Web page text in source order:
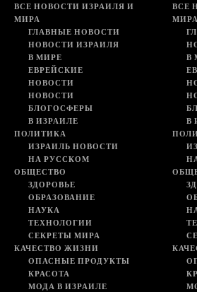
ВСЕ НОВОСТИ ИЗРАИЛЯ И
МИРА
ГЛАВНЫЕ НОВОСТИ
НОВОСТИ ИЗРАИЛЯ
В МИРЕ
ЕВРЕЙСКИЕ
НОВОСТИ
НОВОСТИ
БЛОГОСФЕРЫ
В ИЗРАИЛЕ
ПОЛИТИКА
ИЗРАИЛЬ НОВОСТИ
НА РУССКОМ
ОБЩЕСТВО
ЗДОРОВЬЕ
ОБРАЗОВАНИЕ
НАУКА
ТЕХНОЛОГИИ
СЕКРЕТЫ МИРА
КАЧЕСТВО ЖИЗНИ
ОПАСНЫЕ ПРОДУКТЫ
КРАСОТА
МОДА В ИЗРАИЛЕ
ВСЕ
МИРА
В
В